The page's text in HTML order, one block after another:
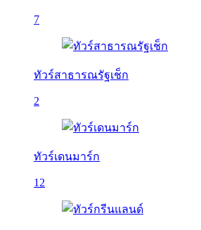
7
ทัวร์สาธารณรัฐเช็ก
2
ทัวร์เดนมาร์ก
12